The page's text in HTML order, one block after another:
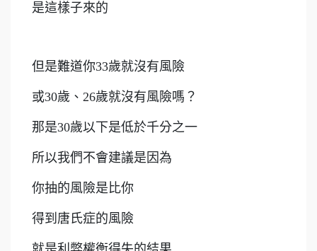
是這樣子來的
但是難道你33歲就沒有風險
或30歲、26歲就沒有風險嗎？
那是30歲以下是低於千分之一
所以我們不會建議是因為
你抽的風險是比你
得到唐氏症的風險